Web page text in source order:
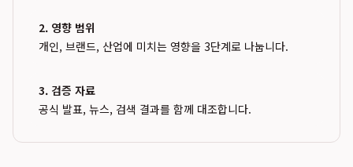
2. 영향 범위
개인, 브랜드, 산업에 미치는 영향을 3단계로 나눕니다.
3. 검증 자료
공식 발표, 뉴스, 검색 결과를 함께 대조합니다.